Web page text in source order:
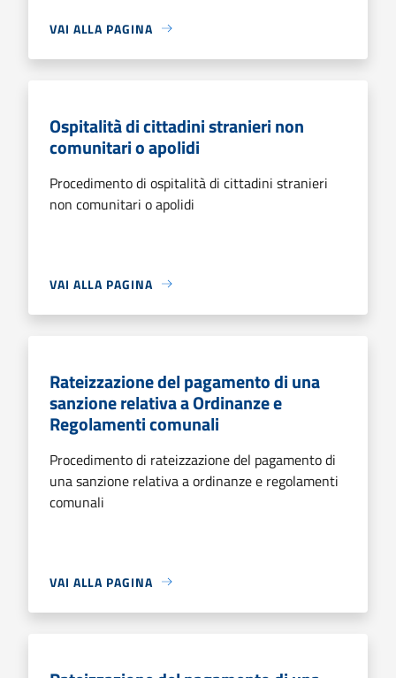
VAI ALLA PAGINA
Ospitalità di cittadini stranieri non
comunitari o apolidi
Procedimento di ospitalità di cittadini stranieri
non comunitari o apolidi
VAI ALLA PAGINA
Rateizzazione del pagamento di una
sanzione relativa a Ordinanze e
Regolamenti comunali
Procedimento di rateizzazione del pagamento di
una sanzione relativa a ordinanze e regolamenti
comunali
VAI ALLA PAGINA